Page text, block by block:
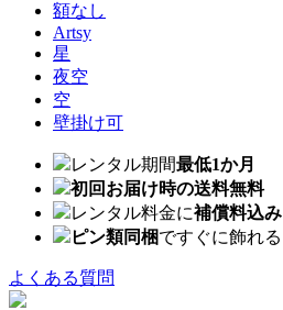
額なし
Artsy
星
夜空
空
壁掛け可
レンタル期間最低1か月
初回お届け時の送料無料
レンタル料金に補償料込み
ピン類同梱ですぐに飾れる
よくある質問